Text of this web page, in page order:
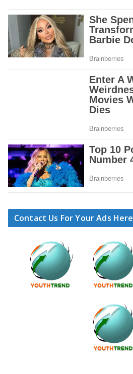
Contact Us For Your Ads Here